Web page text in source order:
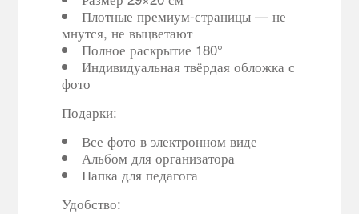
Плотные премиум-страницы — не
мнутся, не выцветают
Полное раскрытие 180°
Индивидуальная твёрдая обложка с
фото
Подарки:
Все фото в электронном виде
Альбом для организатора
Папка для педагога
Удобство: